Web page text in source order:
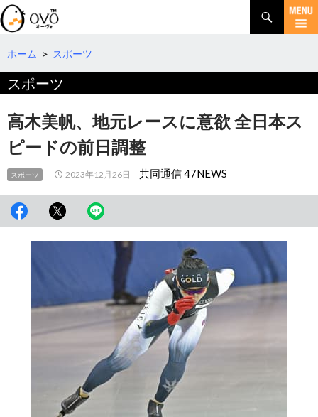
検
索
コ
テ
へ
移
動
ホーム > スポーツ
スポーツ
高木美帆、地元レースに意欲 全日本ス
ピードの前日調整
スポーツ 2023年12月26日 共同通信 47NEWS